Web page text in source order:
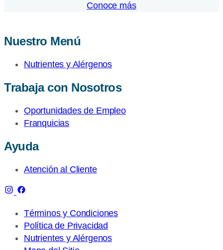
Conoce más
Nuestro Menú
Nutrientes y Alérgenos
Trabaja con Nosotros
Oportunidades de Empleo
Franquicias
Ayuda
Atención al Cliente
Términos y Condiciones
Política de Privacidad
Nutrientes y Alérgenos